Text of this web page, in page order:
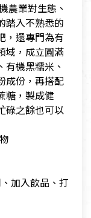
農業對生態、
踏入不熟悉的
，還專門為有
域，成立圓滿
有機黑糯米、
成份，再搭配
糖，製成健
碌之餘也可以
加入飲品、打